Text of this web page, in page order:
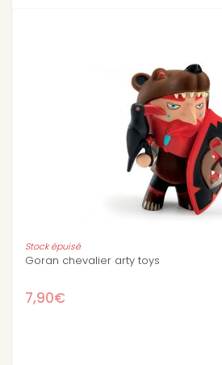
arty toys